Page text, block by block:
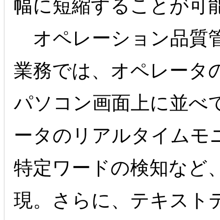
幅に短縮することが可
オペレーション品質
業務では、オペレータ
パソコン画面上に並べ
ータのリアルタイムモ
特定ワードの検知など
現。さらに、テキスト